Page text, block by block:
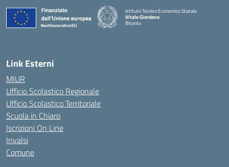
Istituto Tecnico Economico Statale
Vitale Giordano
Bitonto
Link Esterni
MIUR
Ufficio Scolastico Regionale
Ufficio Scolastico Territoriale
Scuola in Chiaro
Iscrizioni On Line
Invalsi
Comune